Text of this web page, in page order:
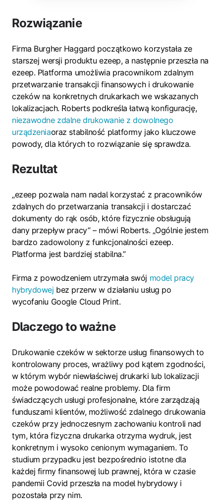
Rozwiązanie
Firma Burgher Haggard początkowo korzystała ze
starszej wersji produktu ezeep, a następnie przeszła na
ezeep. Platforma umożliwia pracownikom zdalnym
przetwarzanie transakcji finansowych i drukowanie
czeków na konkretnych drukarkach we wskazanych
lokalizacjach. Roberts podkreśla łatwą konfigurację,
niezawodne zdalne drukowanie z dowolnego
urządzeniaoraz stabilność platformy jako kluczowe
powody, dla których to rozwiązanie się sprawdza.
Rezultat
„ezeep pozwala nam nadal korzystać z pracowników
zdalnych do przetwarzania transakcji i dostarczać
dokumenty do rąk osób, które fizycznie obsługują
dany przepływ pracy” – mówi Roberts. „Ogólnie jestem
bardzo zadowolony z funkcjonalności ezeep.
Platforma jest bardziej stabilna.”
Firma z powodzeniem utrzymała swój model pracy
hybrydowej bez przerw w działaniu usług po
wycofaniu Google Cloud Print.
Dlaczego to ważne
Drukowanie czeków w sektorze usług finansowych to
kontrolowany proces, wrażliwy pod kątem zgodności,
w którym wybór niewłaściwej drukarki lub lokalizacji
może powodować realne problemy. Dla firm
świadczących usługi profesjonalne, które zarządzają
funduszami klientów, możliwość zdalnego drukowania
czeków przy jednoczesnym zachowaniu kontroli nad
tym, która fizyczna drukarka otrzyma wydruk, jest
konkretnym i wysoko cenionym wymaganiem. To
studium przypadku jest bezpośrednio istotne dla
każdej firmy finansowej lub prawnej, która w czasie
pandemii Covid przeszła na model hybrydowy i
pozostała przy nim.